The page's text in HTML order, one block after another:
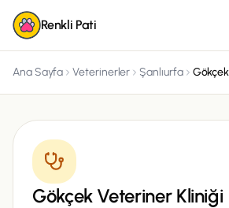
Renkli Pati
Ana Sayfa Veterinerler Şanlıurfa
Gökçek Veteriner Kliniği